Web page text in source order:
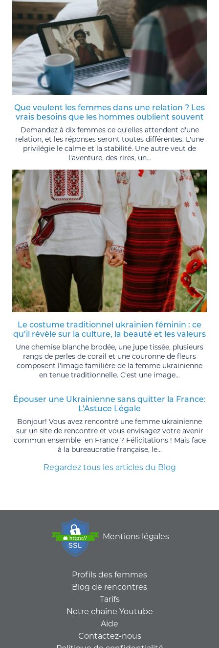
Que veulent les femmes dans une relation ? Les
vrais besoins que les hommes oublient souvent
Demandez à dix femmes ce qu'elles attendent d'une
relation, et les réponses seront toutes différentes. L'une
privilégie le calme et la stabilité. Une autre veut de
l'aventure, des rires, un...
Le costume traditionnel ukrainien féminin : ce
qu’il révèle sur la culture, la beauté et les valeurs
Une chemise blanche brodée, une jupe tissée, plusieurs
rangs de perles de corail et une couronne de fleurs
composent l'image familière de la femme ukrainienne
en tenue traditionnelle. C'est une image...
Épouser une Ukrainienne sans quitter la France:
L’Astuce Légale
Bonjour! Vous avez rencontré une femme ukrainienne
sur un site de rencontre et vous envisagez votre avenir
commun ensemble en France ? Félicitations ! Mais face
à la bureaucratie française, le...
Regardez tous les articles du Blog
Mentions légales
Profils des femmes
Blog de rencontres
Tarifs
Notre chaîne Youtube
Aide
Contactez-nous